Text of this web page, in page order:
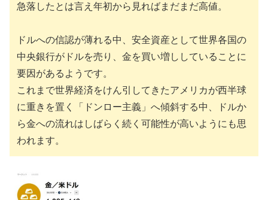
急落したとは言え年初から見ればまだまだ高値。
ドルへの信認が薄れる中、安全資産として世界各国の
中央銀行がドルを売り、金を買い増ししていることに
要因があるようです。
これまで世界経済をけん引してきたアメリカが西半球
に重きを置く「ドンロー主義」へ傾斜する中、ドルか
ら金への流れはしばらく続く可能性が高いようにも思
われます。